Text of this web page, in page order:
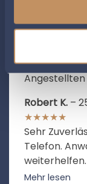
Lene Maya
★★★★★
Ich hab
beraten und
Robert K. –
★★★★★
Sehr
Telefon.
weiterhelfen. Alles im Allem ein sehr
Mehr lesen